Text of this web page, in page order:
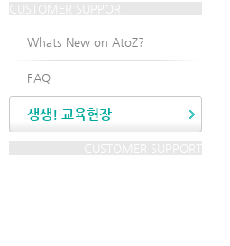
Whats New on AtoZ?
FAQ
생생! 교육현장